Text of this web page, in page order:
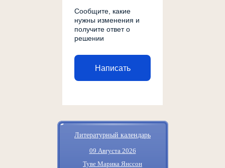
Сообщите, какие
нужны изменения и
получите ответ о
решении
Написать
Литературный календарь
09 Августа 2026
Туве Марика Янссон